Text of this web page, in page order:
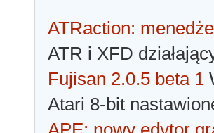
ATRaction:
ATR i XFD
Fujisan 2.0.5 beta 1
Atari 8-bit